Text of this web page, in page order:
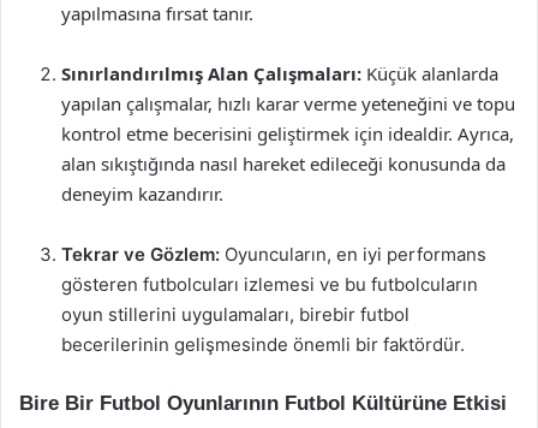
yapılmasına fırsat tanır.
Sınırlandırılmış Alan Çalışmaları: Küçük alanlarda
yapılan çalışmalar, hızlı karar verme yeteneğini ve topu
kontrol etme becerisini geliştirmek için idealdir. Ayrıca,
alan sıkıştığında nasıl hareket edileceği konusunda da
deneyim kazandırır.
Tekrar ve Gözlem: Oyuncuların, en iyi performans
gösteren futbolcuları izlemesi ve bu futbolcuların
oyun stillerini uygulamaları, birebir futbol
becerilerinin gelişmesinde önemli bir faktördür.
Bire Bir Futbol Oyunlarının Futbol Kültürüne Etkisi